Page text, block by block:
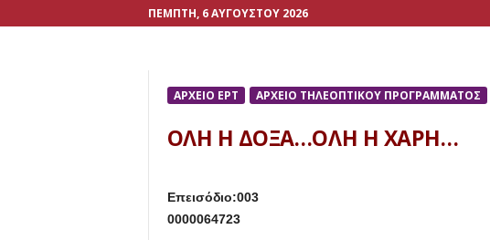
ΠΈΜΠΤΗ, 6 ΑΥΓΟΎΣΤΟΥ 2026
ΑΡΧΕΙΟ ΕΡΤ ΑΡΧΕΙΟ ΤΗΛΕΟΠΤΙΚΟΥ ΠΡΟΓΡΑΜΜΑΤΟΣ
ΟΛΗ Η ΔΟΞΑ…ΟΛΗ Η ΧΑΡΗ…
Επεισόδιο:003
0000064723